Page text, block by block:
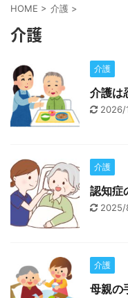
HOME > 介護 >
介護
介護
介護は
2026/
介護
認知症
介護
母親の